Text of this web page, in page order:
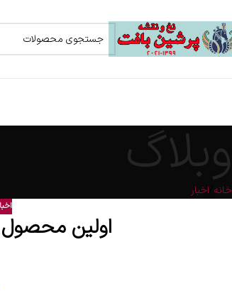
وبلاگ
خانه اخبار
اولین محصول